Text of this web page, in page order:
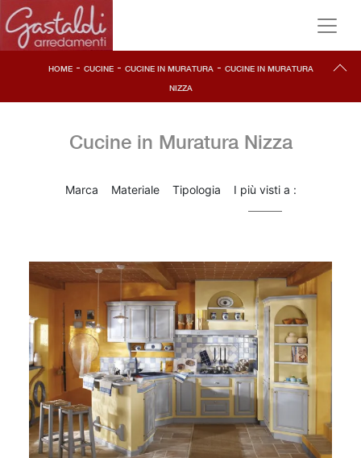
HOME- CUCINE- CUCINE IN MURATURA- CUCINE IN MURATURA
NIZZA
Cucine in Muratura Nizza
Marca Materiale Tipologia I più visti a :